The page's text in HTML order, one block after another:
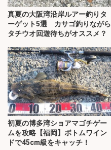
真夏の大阪湾沿岸ルアー釣りタ
ーゲット5選 カサゴ釣りながら
タチウオ回遊待ちがオススメ？
初夏の博多湾ショアマゴチゲー
ムを攻略【福岡】ボトムワイン
ドで45cm級をキャッチ！